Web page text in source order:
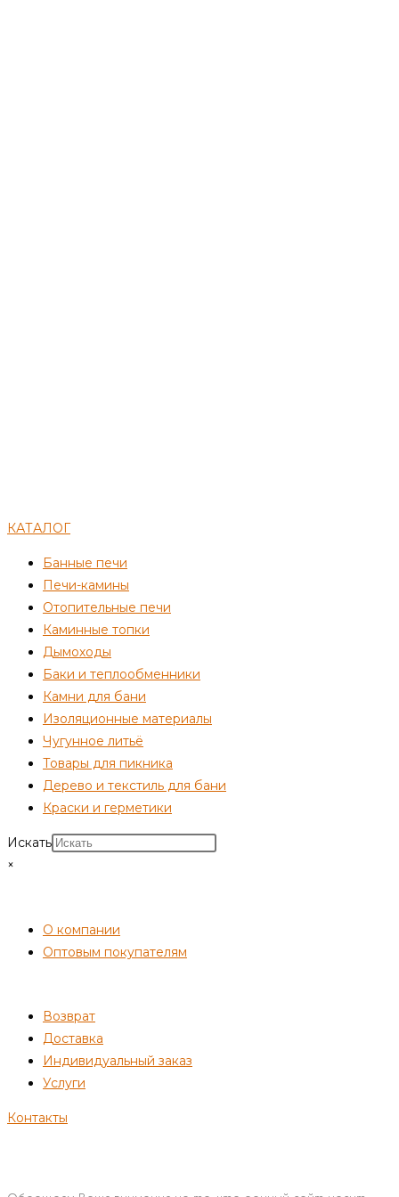
КАТАЛОГ
Банные печи
Печи-камины
Отопительные печи
Каминные топки
Дымоходы
Баки и теплообменники
Камни для бани
Изоляционные материалы
Чугунное литьё
Товары для пикника
Дерево и текстиль для бани
Краски и герметики
Искать
×
О компании
Оптовым покупателям
Возврат
Доставка
Индивидуальный заказ
Услуги
Контакты